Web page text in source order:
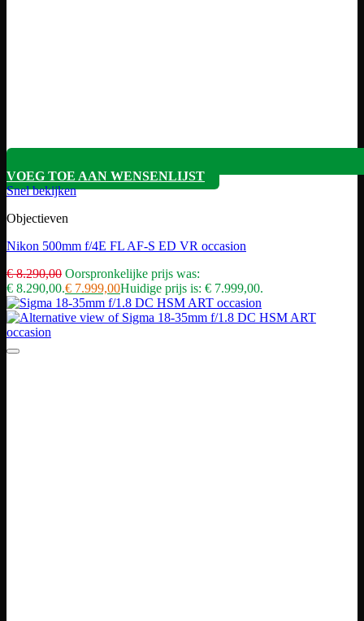
VOEG TOE AAN WENSENLIJST
Snel bekijken
Objectieven
Nikon 500mm f/4E FL AF-S ED VR occasion
€8.290,00 Oorspronkelijke prijs was:
€ 8.290,00.€ 7.999,00Huidige prijs is: € 7.999,00.